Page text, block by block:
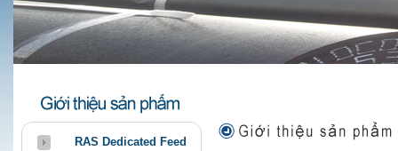
RAS Dedicated Feed